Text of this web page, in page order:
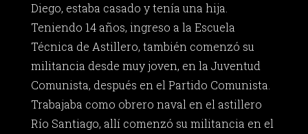
Diego, estaba casado y tenía una hija.
Teniendo 14 años, ingreso a la Escuela
Técnica de Astillero, también comenzó su
militancia desde muy joven, en la Juventud
Comunista, después en el Partido Comunista.
Trabajaba como obrero naval en el astillero
Río Santiago, allí comenzó su militancia en el